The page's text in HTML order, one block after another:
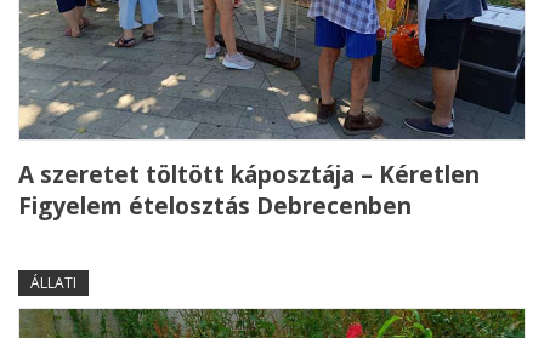
A szeretet töltött káposztája – Kéretlen
Figyelem ételosztás Debrecenben
ÁLLATI